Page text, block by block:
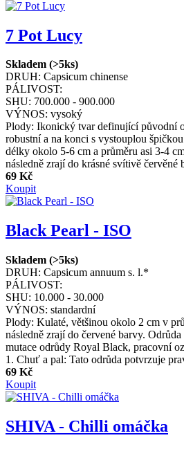
7 Pot Lucy
Skladem (>5ks)
DRUH: Capsicum chinense
PÁLIVOST:
SHU: 700.000 - 900.000
VÝNOS: vysoký
Plody: Ikonický tvar definující původní
robustní a na konci s vystouplou
délky okolo 5-6 cm a průměru asi 3-4
následně zrají do krásné svítivě
69 Kč
Koupit
Black Pearl - ISO
Skladem (>5ks)
DRUH: Capsicum annuum s. l.*
PÁLIVOST:
SHU: 10.000 - 30.000
VÝNOS: standardní
Plody: Kulaté, většinou okolo 2 cm v
následně zrají do červené barvy.
mutace odrůdy Royal Black, pracovní
1. Chuť a pal: Tato odrůda potvrzuje
69 Kč
Koupit
SHIVA - Chilli omáčka